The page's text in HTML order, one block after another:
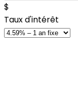
$
Taux d'intérêt